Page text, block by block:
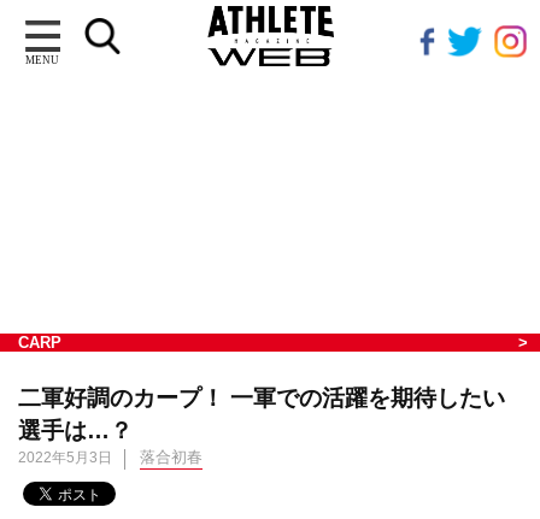
MENU
CARP
二軍好調のカープ！ 一軍での活躍を期待したい
選手は…？
2022年5月3日 落合初春